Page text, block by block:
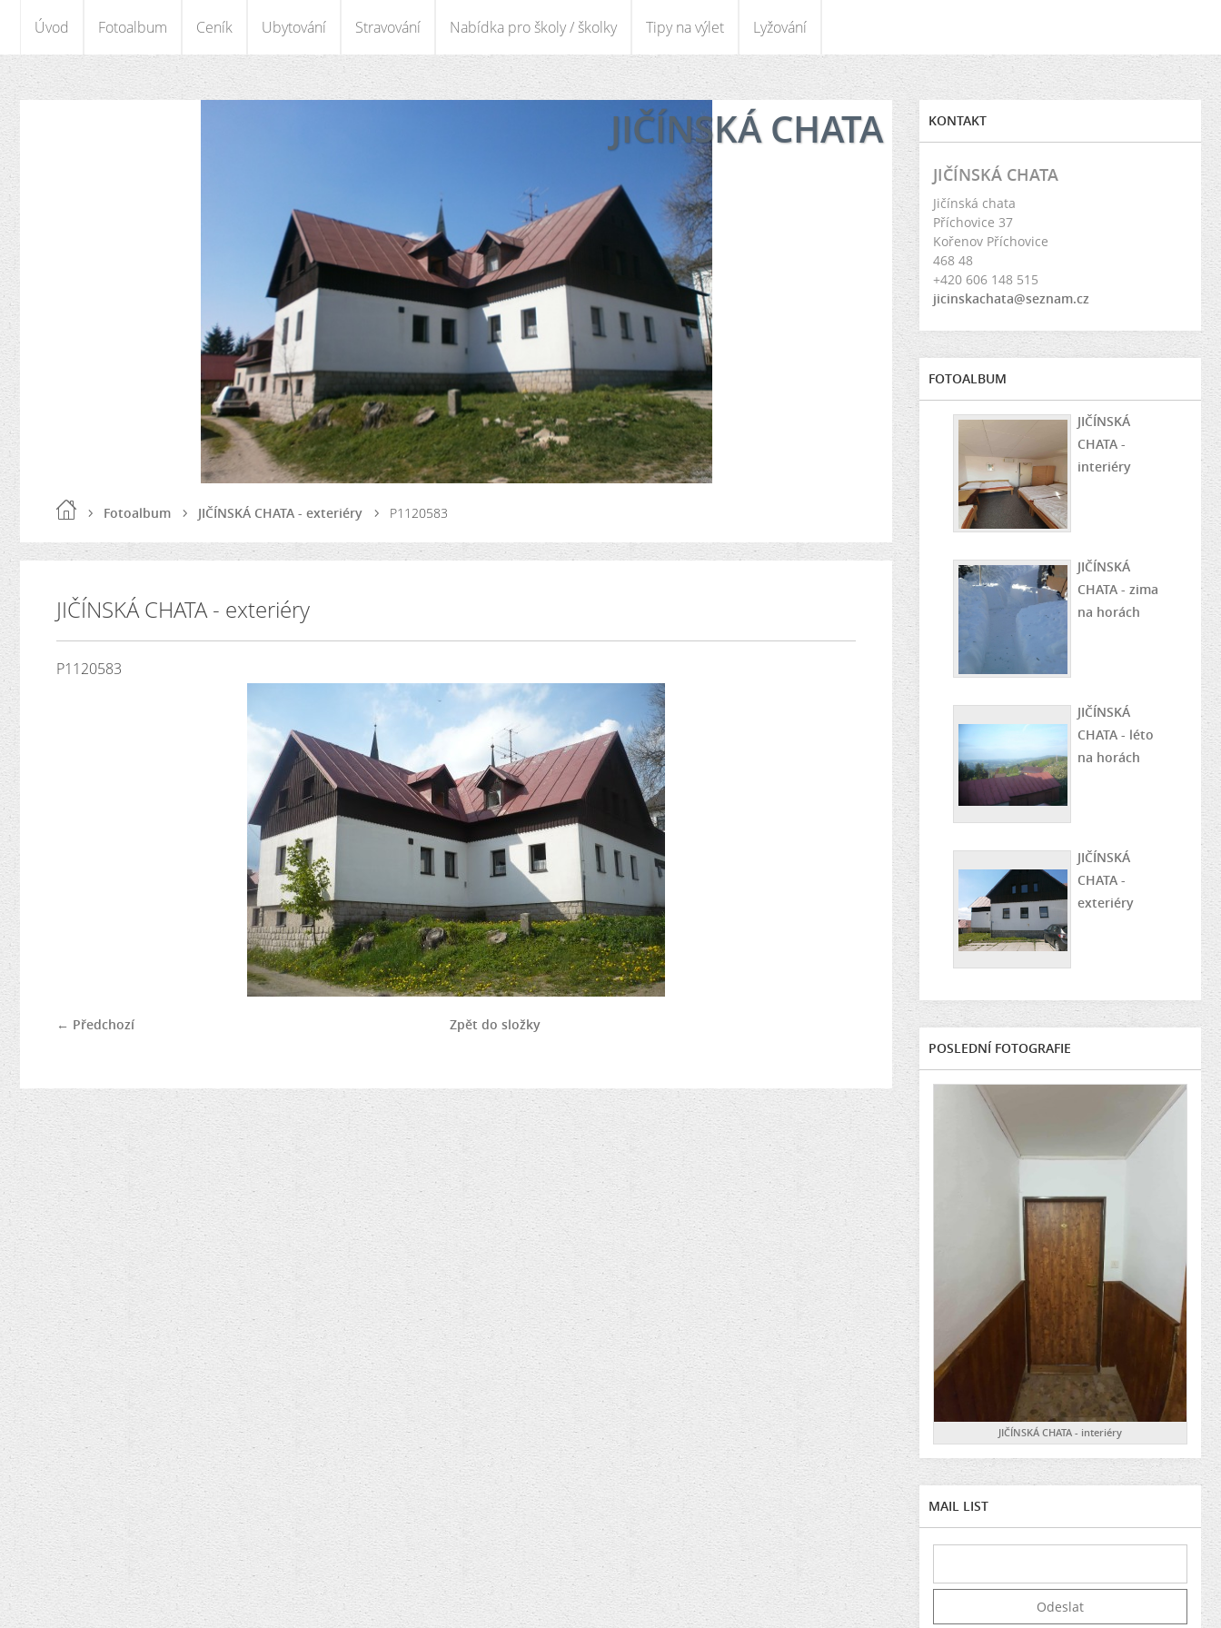
Úvod Fotoalbum Ceník Ubytování Stravování Nabídka pro školy / školky Tipy na výlet Lyžování
JIČÍNSKÁ CHATA
Fotoalbum JIČÍNSKÁ CHATA - exteriéry P1120583
JIČÍNSKÁ CHATA - exteriéry
P1120583
← Předchozí Zpět do složky
KONTAKT
JIČÍNSKÁ CHATA
Jičínská chata
Příchovice 37
Kořenov Příchovice
468 48
+420 606 148 515
jicinskachata@seznam.cz
FOTOALBUM
JIČÍNSKÁ
CHATA -
interiéry
JIČÍNSKÁ
CHATA - zima
na horách
JIČÍNSKÁ
CHATA - léto
na horách
JIČÍNSKÁ
CHATA -
exteriéry
POSLEDNÍ FOTOGRAFIE
JIČÍNSKÁ CHATA - interiéry
MAIL LIST